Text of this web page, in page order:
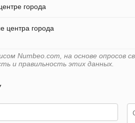
города
центра города
Numbeo.com, на основе опросов
и правильность этих данных.